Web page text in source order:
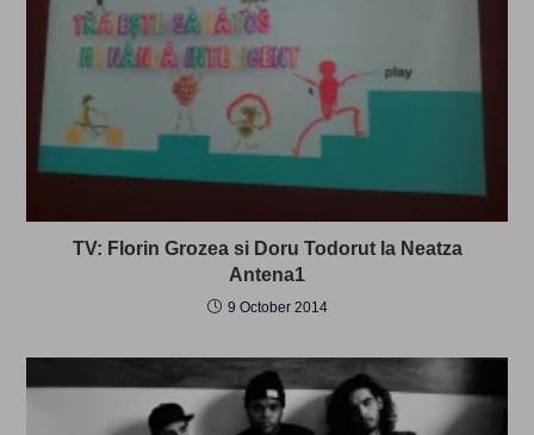
TV: Florin Grozea si Doru Todorut la Neatza
Antena1
9 October 2014